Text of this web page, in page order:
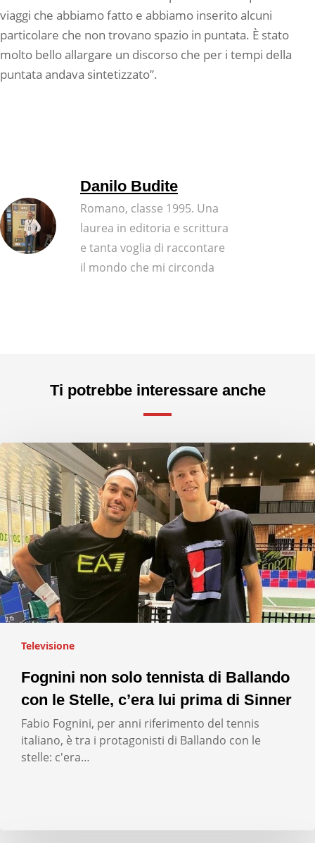
viaggi che abbiamo fatto e abbiamo inserito alcuni
particolare che non trovano spazio in puntata. È stato
molto bello allargare un discorso che per i tempi della
puntata andava sintetizzato”.
Danilo Budite
Romano, classe 1995. Una
laurea in editoria e scrittura
e tanta voglia di raccontare
il mondo che mi circonda
Ti potrebbe interessare anche
Televisione
Fognini non solo tennista di Ballando
con le Stelle, c’era lui prima di Sinner
Fabio Fognini, per anni riferimento del tennis
italiano, è tra i protagonisti di Ballando con le
stelle: c'era…